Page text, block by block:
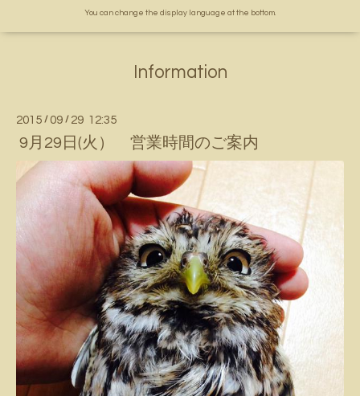
You can change the display language at the bottom.
Information
2015 / 09 / 29 12:35
9月29日(火） 営業時間のご案内